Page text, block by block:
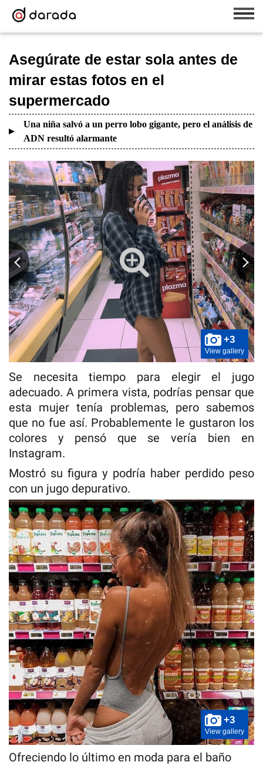
Asegúrate de estar sola antes de
mirar estas fotos en el
supermercado
Una niña salvó a un perro lobo gigante, pero el análisis de
ADN resultó alarmante
+3
View gallery
Se necesita tiempo para elegir el jugo
adecuado. A primera vista, podrías pensar que
esta mujer tenía problemas, pero sabemos
que no fue así. Probablemente le gustaron los
colores y pensó que se vería bien en
Instagram.
Mostró su figura y podría haber perdido peso
con un jugo depurativo.
+3
View gallery
Ofreciendo lo último en moda para el baño